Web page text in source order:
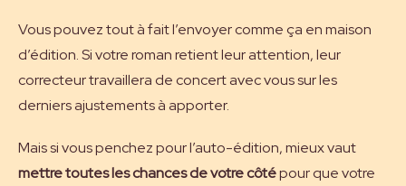
Vous pouvez tout à fait l’envoyer comme ça en maison
d’édition. Si votre roman retient leur attention, leur
correcteur travaillera de concert avec vous sur les
derniers ajustements à apporter.
Mais si vous penchez pour l’auto-édition, mieux vaut
mettre toutes les chances de votre côtépour que votre